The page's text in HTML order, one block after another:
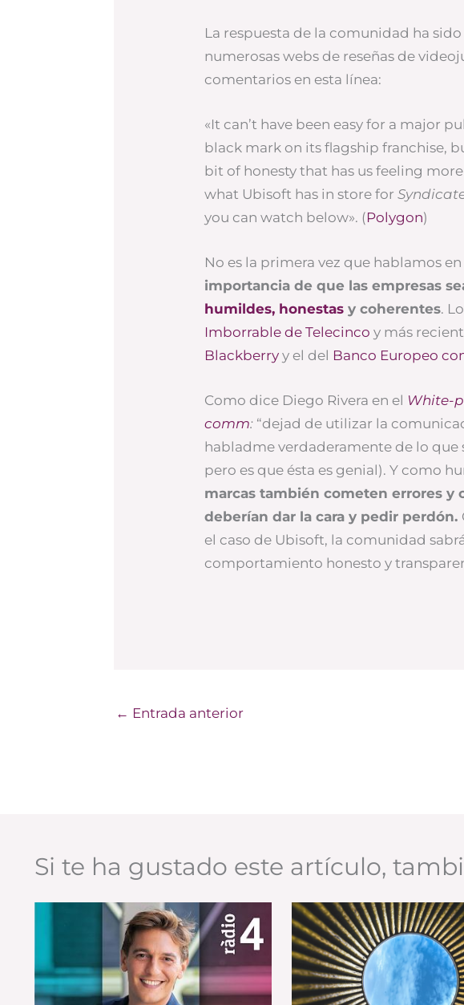
La respuesta de la comunidad ha
numerosas webs de reseñas de
comentarios en esta línea:
«It can’t have been easy for a major
black mark on its flagship franchise,
bit of honesty that has us feeling
what Ubisoft has in store for
you can watch below». (Polygon)
No es la primera vez que hablamos
importancia de que las empresas
humildes, honestas y coherentes.
Imborrable de Telecinco y más
Blackberry y el del Banco Europeo
Como dice Diego Rivera en el White-
comm: “dejad de utilizar la
habladme verdaderamente de lo que
pero es que ésta es genial). Y como
marcas también cometen errores y
deberían dar la cara y pedir perdón.
el caso de Ubisoft, la comunidad
comportamiento honesto y
← Entrada anterior
Si te ha gustado este artículo,